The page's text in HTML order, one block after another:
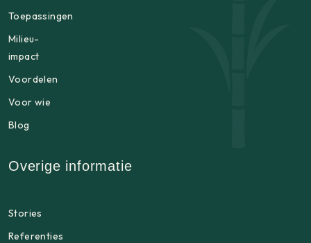
Toepassingen
Milieu-
impact
Voordelen
Voor wie
Blog
Overige informatie
Stories
Referenties